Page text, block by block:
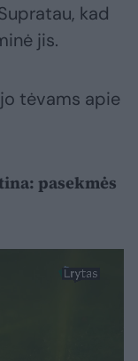
kad
jis.
tėvams apie
pasekmės